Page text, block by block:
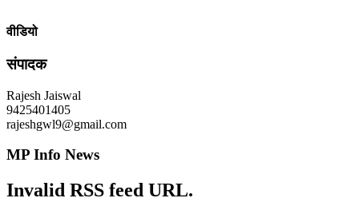
वीडियो
संपादक
Rajesh Jaiswal
9425401405
rajeshgwl9@gmail.com
MP Info News
Invalid RSS feed URL.